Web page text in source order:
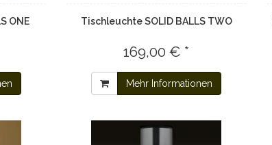
ONE Tischleuchte SOLID BALLS TWO
169,00 € *
Mehr Informationen